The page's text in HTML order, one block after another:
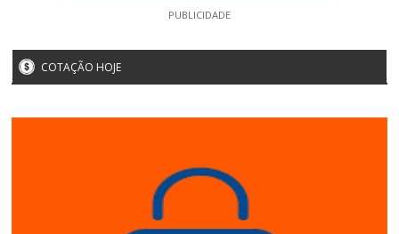
PUBLICIDADE
COTAÇÃO HOJE